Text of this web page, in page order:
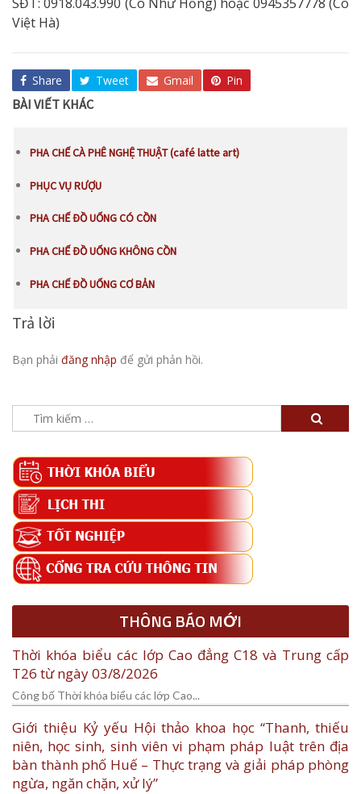
Việt Hà)
Share Tweet Gmail Pin
BÀI VIẾT KHÁC
PHA CHẾ CÀ PHÊ NGHỆ THUẬT (café latte art)
PHỤC VỤ RƯỢU
PHA CHẾ ĐỒ UỐNG CÓ CỒN
PHA CHẾ ĐỒ UỐNG KHÔNG CỒN
PHA CHẾ ĐỒ UỐNG CƠ BẢN
Trả lời
Bạn phải đăng nhập để gửi phản hồi.
kiếm
THÔNG BÁO MỚI
Thời khóa biểu các lớp Cao đẳng C18 và Trung cấp
T26 từ ngày 03/8/2026
Công bố Thời khóa biểu các lớp Cao...
Giới thiệu Kỷ yếu Hội thảo khoa học “Thanh, thiếu
niên, học sinh, sinh viên vi phạm pháp luật trên địa
bàn thành phố Huế – Thực trạng và giải pháp phòng
ngừa, ngăn chặn, xử lý”